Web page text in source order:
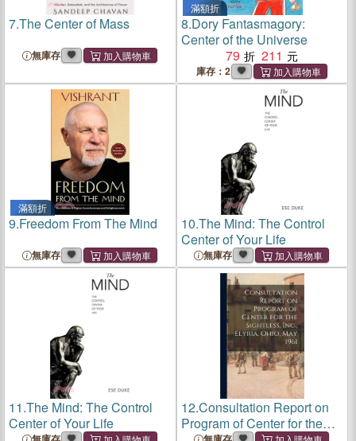
7.The Center of Mass
無庫存
滿額折
8.Dory Fantasmagory:
Center of the Universe
79
211
庫存：2
滿額折
9.Freedom From The Mind
無庫存
10.The Mind: The Control
Center of Your Life
無庫存
11.The Mind: The Control
Center of Your Life
12.Consultation Report on
Program of Center for the